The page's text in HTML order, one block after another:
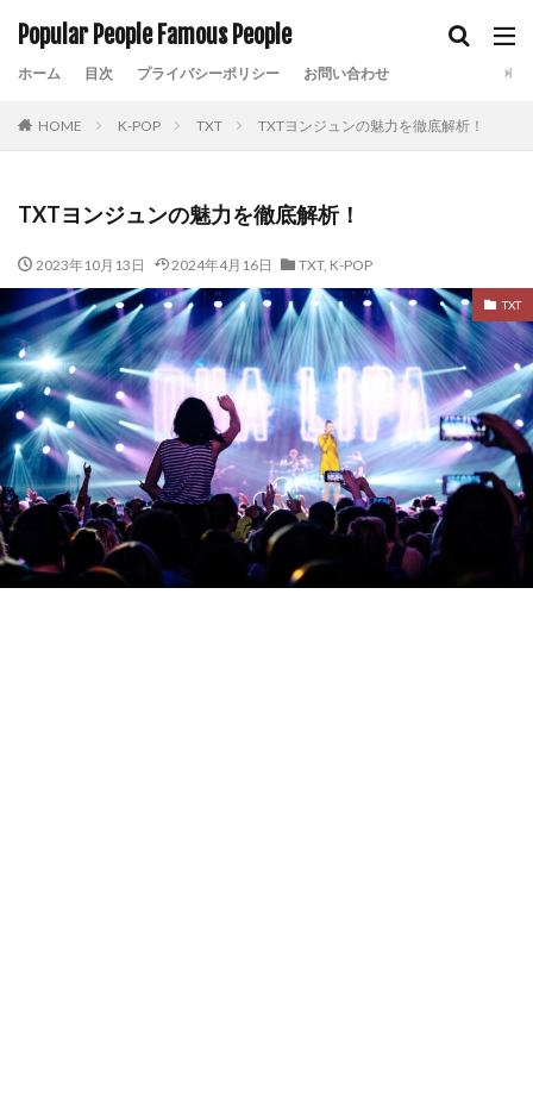
Popular People Famous People
ホーム 目次 プライバシーポリシー お問い合わせ
HOME K-POP TXT TXTヨンジュンの魅力を徹底解析！
TXTヨンジュンの魅力を徹底解析！
2023年10月13日 2024年4月16日 TXT, K-POP
TXT